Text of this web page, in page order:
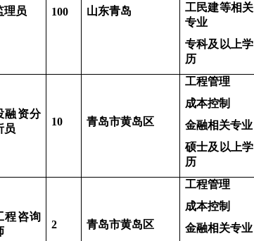
理员 100 山东青岛
工民建等相关
专业
专科及以上学
历
融资分
员
10 青岛市黄岛区
工程管理
成本控制
金融相关专业
硕士及以上学
历
程咨询
2 青岛市黄岛区
工程管理
成本控制
金融相关专业